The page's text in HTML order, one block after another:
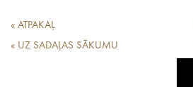
« ATPAKAĻ
« UZ SADAĻAS SĀKUMU